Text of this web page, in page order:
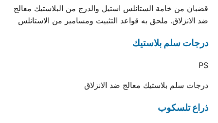
قضبان من خامة الستانلس استيل والدرج من البلاستيك معالج
ضد الانزلاق. ملحق به قواعد التثبيت ومسامير من الاستانلس
درجات سلم بلاستيك
PS
درجات سلم بلاستيك معالج ضد الانزلاق
ذراع تلسكوب